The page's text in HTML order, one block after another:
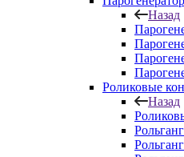
Назад
Роликовые
Назад